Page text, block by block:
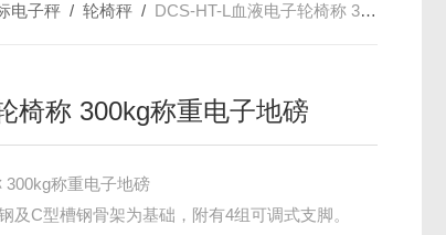
电子秤 /轮椅秤 / DCS-HT-L血液电子轮椅称 300kg称重电子地磅
椅称 300kg称重电子地磅
300kg称重电子地磅
及C型槽钢骨架为基础，附有4组可调式支脚。